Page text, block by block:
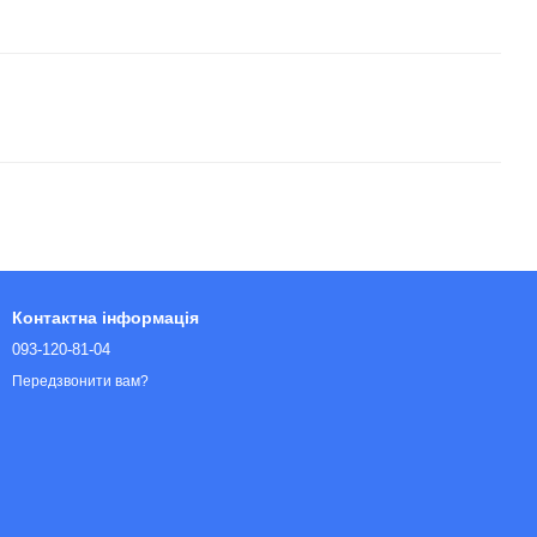
Контактна інформація
093-120-81-04
Передзвонити вам?